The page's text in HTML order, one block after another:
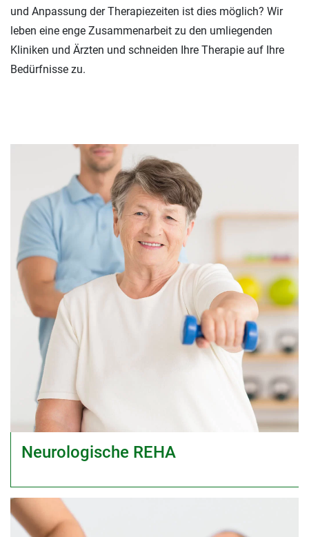
und Anpassung der Therapiezeiten ist dies möglich? Wir
leben eine enge Zusammenarbeit zu den umliegenden
Kliniken und Ärzten und schneiden Ihre Therapie auf Ihre
Bedürfnisse zu.
Neurologische REHA